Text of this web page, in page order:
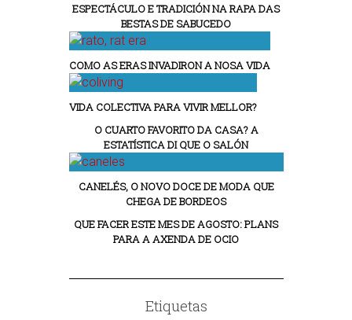
ESPECTÁCULO E TRADICIÓN NA RAPA DAS
BESTAS DE SABUCEDO
COMO AS ERAS INVADIRON A NOSA VIDA
VIDA COLECTIVA PARA VIVIR MELLOR?
O CUARTO FAVORITO DA CASA? A
ESTATÍSTICA DI QUE O SALÓN
CANELÉS, O NOVO DOCE DE MODA QUE
CHEGA DE BORDEOS
QUE FACER ESTE MES DE AGOSTO: PLANS
PARA A AXENDA DE OCIO
Etiquetas